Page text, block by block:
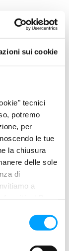
sui cookie
tecnici
potremo
per
le tue
la chiusura
delle sole
di
a
a freddo,
fino al 10%.
lubrificante
la viscosità e le
o
dei gas di
(piombo o